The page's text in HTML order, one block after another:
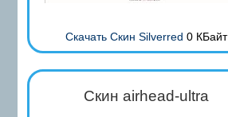
Скачать Скин Silverred 0 КБайт
Скин airhead-ultra